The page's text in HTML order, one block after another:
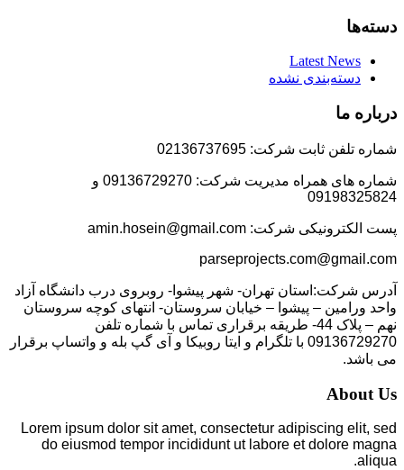
دسته‌ها
Latest News
دسته‌بندی نشده
درباره ما
شماره تلفن ثابت شرکت: 02136737695
شماره های همراه مدیریت شرکت: 09136729270 و
09198325824
پست الکترونیکی شرکت: amin.hosein@gmail.com
parseprojects.com@gmail.com
آدرس شرکت:استان تهران- شهر پیشوا- روبروی درب دانشگاه آزاد
واحد ورامین – پیشوا – خیابان سروستان- انتهای کوچه سروستان
نهم – پلاک 44- طریقه برقراری تماس با شماره تلفن
09136729270 با تلگرام و ایتا روبیکا و آی گپ بله و واتساپ برقرار
می باشد.
About Us
Lorem ipsum dolor sit amet, consectetur adipiscing elit, sed
do eiusmod tempor incididunt ut labore et dolore magna
aliqua.